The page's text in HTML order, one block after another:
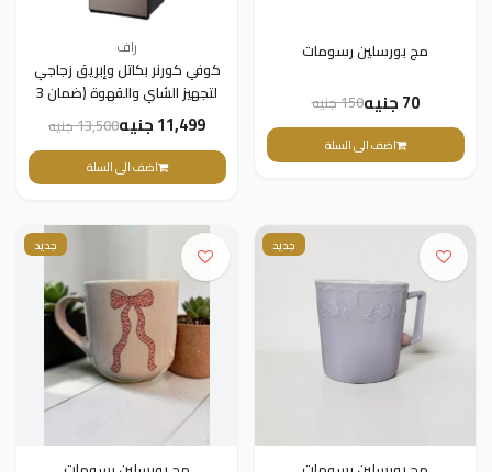
مج بورسلين رسومات
70 جنيه 150 جنيه
اضف الى السلة
راف
كوفي كورنر بكاتل وإبريق زجاجي
لتجهيز الشاي والقهوة (ضمان 3
سنوات) 11,499 جنيه 13,500 جنيه
اضف الى السلة
جديد جديد